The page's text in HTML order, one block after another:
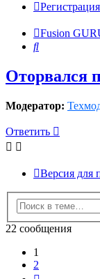
Регистрация
Fusion
Поиск
Оторвался
Модератор:
Ответить
Версия для
22 сообщения
1
2